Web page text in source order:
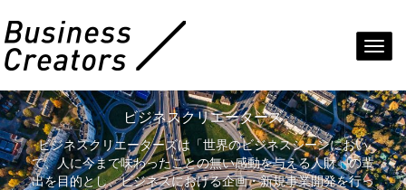
ビジネスクリエーターズ
ビジネスクリエーターズは「世界のビジネスシーンにおい
て、人に今まで味わったことの無い感動を与える人財」の輩
出を目的とし、ビジネスにおける企画・新規事業開発を行っ